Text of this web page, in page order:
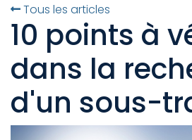
Tous les articles
10 points à
dans la
d'un sous-